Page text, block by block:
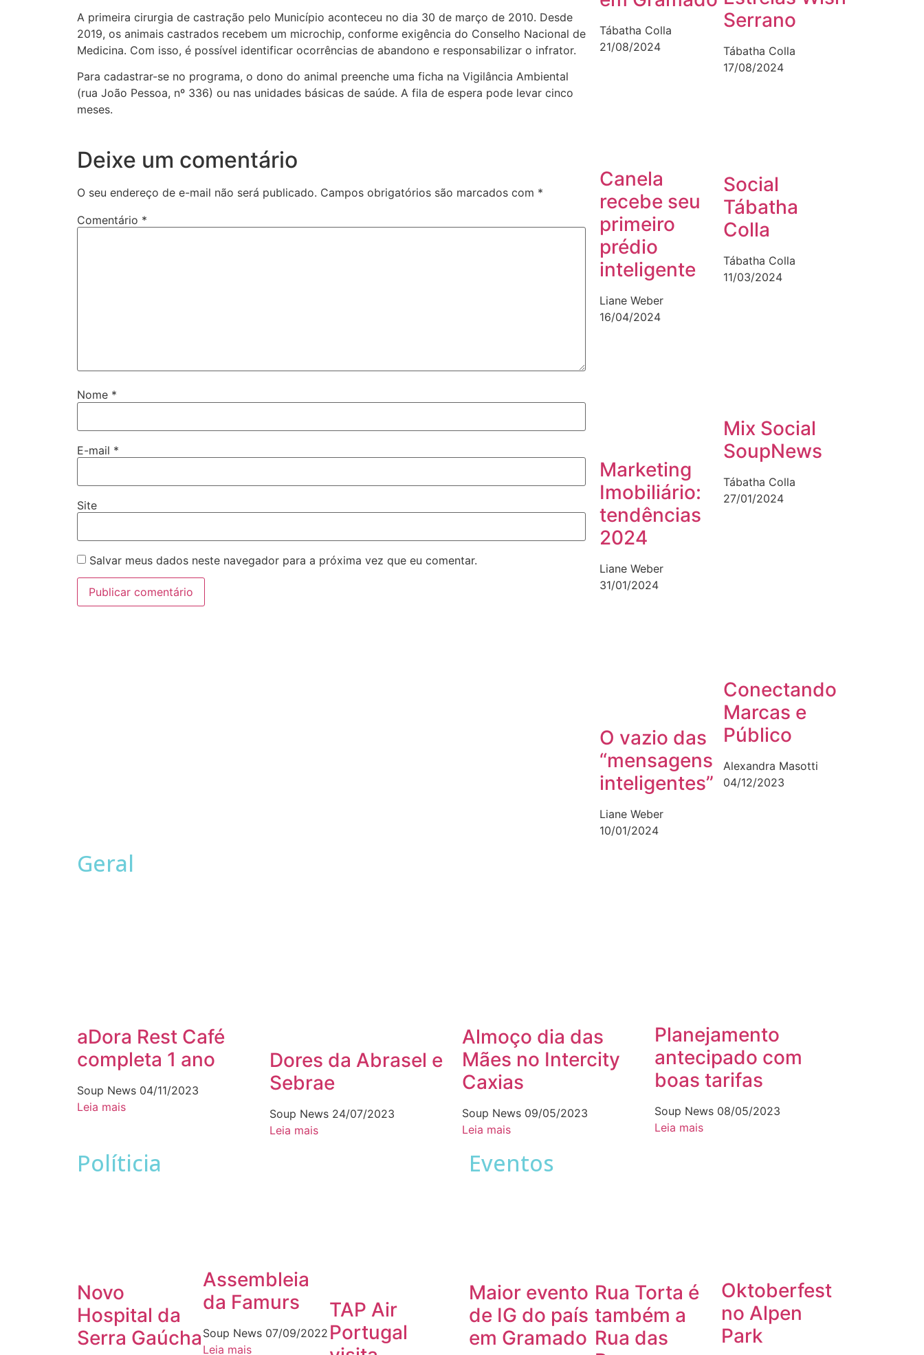
A primeira cirurgia de castração pelo Município aconteceu no dia 30 de março de 2010. Desde
2019, os animais castrados recebem um microchip, conforme exigência do Conselho Nacional de
Medicina. Com isso, é possível identificar ocorrências de abandono e responsabilizar o infrator.
Para cadastrar-se no programa, o dono do animal preenche uma ficha na Vigilância Ambiental
(rua João Pessoa, nº 336) ou nas unidades básicas de saúde. A fila de espera pode levar cinco
meses.
Deixe um comentário
O seu endereço de e-mail não será publicado. Campos obrigatórios são marcados com *
Comentário *
Nome *
E-mail *
Site
Salvar meus dados neste navegador para a próxima vez que eu comentar.
Tábatha Colla
21/08/2024
Serrano
Tábatha Colla
17/08/2024
Canela
recebe seu
primeiro
prédio
inteligente
Liane Weber
16/04/2024
Social
Tábatha
Colla
Tábatha Colla
11/03/2024
Marketing
Imobiliário:
tendências
2024
Liane Weber
31/01/2024
Mix Social
SoupNews
Tábatha Colla
27/01/2024
O vazio das
“mensagens
inteligentes”
Liane Weber
10/01/2024
Conectando
Marcas e
Público
Alexandra Masotti
04/12/2023
Geral
aDora Rest Café
completa 1 ano
Soup News 04/11/2023
Leia mais
Dores da Abrasel e
Sebrae
Soup News 24/07/2023
Leia mais
Almoço dia das
Mães no Intercity
Caxias
Soup News 09/05/2023
Leia mais
Planejamento
antecipado com
boas tarifas
Soup News 08/05/2023
Leia mais
Políticia
Novo
Hospital da
Serra Gaúcha
Assembleia
da Famurs
Soup News 07/09/2022
Leia mais
TAP Air
Portugal
Eventos
Maior evento
de IG do país
em Gramado
Rua Torta é
também a
Rua das
Oktoberfest
no Alpen
Park